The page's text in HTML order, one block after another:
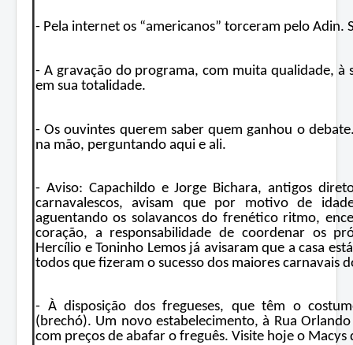
- Pela internet os “americanos” torceram pelo Adin.
- A gravação do programa, com muita qualidade, à
em sua totalidade.
- Os ouvintes querem saber quem ganhou o
na mão, perguntando aqui e ali.
- Aviso: Capachildo e Jorge Bichara, antigos
carnavalescos, avisam que por motivo de
aguentando os solavancos do frenético ritmo,
coração, a responsabilidade de coordenar os
Hercílio e Toninho Lemos já avisaram que a casa
todos que fizeram o sucesso dos maiores carnavais
- À disposição dos fregueses, que têm o
(brechó). Um novo estabelecimento, à Rua
com preços de abafar o freguês. Visite hoje o Macys